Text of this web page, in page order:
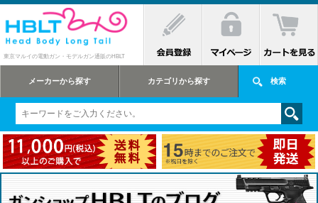
東京マルイの電動ガン・モデルガン通販のHBLT
メーカーから探す カテゴリから探す 検索